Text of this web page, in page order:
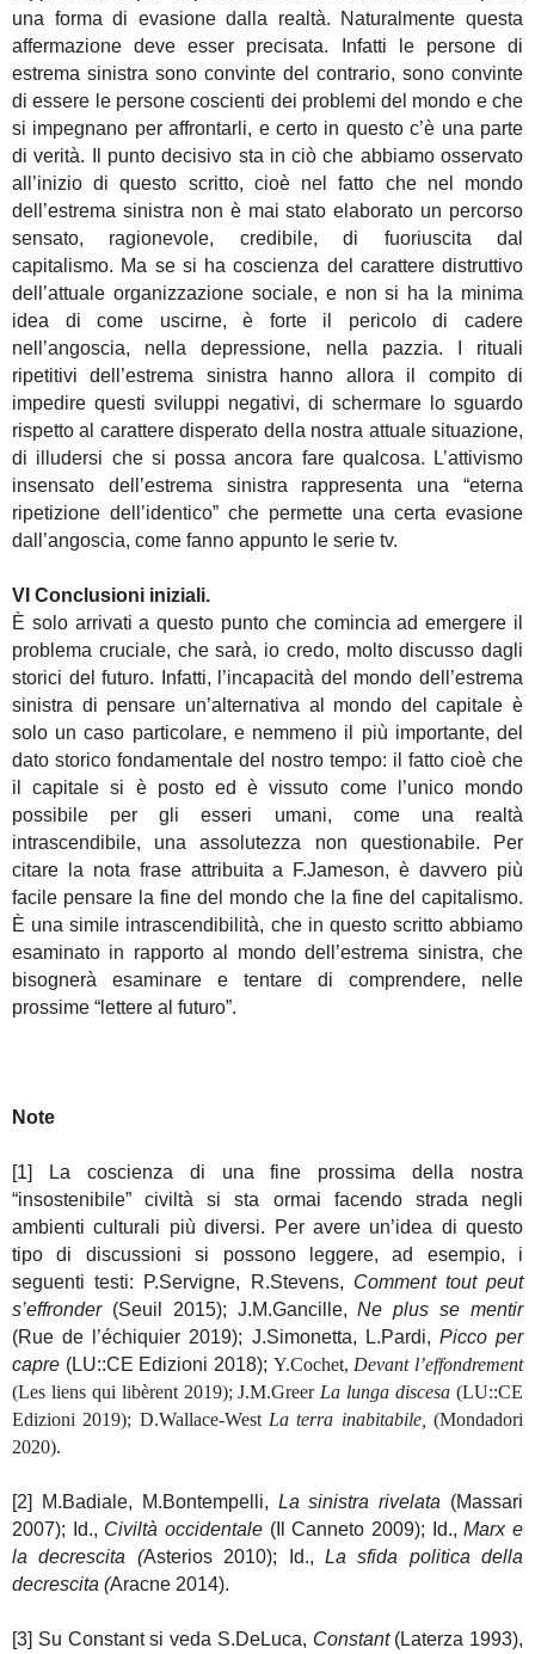
una forma di evasione dalla realtà. Naturalmente questa
affermazione deve esser precisata. Infatti le persone di
estrema sinistra sono convinte del contrario, sono convinte
di essere le persone coscienti dei problemi del mondo e che
si impegnano per affrontarli, e certo in questo c’è una parte
di verità. Il punto decisivo sta in ciò che abbiamo osservato
all’inizio di questo scritto, cioè nel fatto che nel mondo
dell’estrema sinistra non è mai stato elaborato un percorso
sensato, ragionevole, credibile, di fuoriuscita dal
capitalismo. Ma se si ha coscienza del carattere distruttivo
dell’attuale organizzazione sociale, e non si ha la minima
idea di come uscirne, è forte il pericolo di cadere
nell’angoscia, nella depressione, nella pazzia. I rituali
ripetitivi dell’estrema sinistra hanno allora il compito di
impedire questi sviluppi negativi, di schermare lo sguardo
rispetto al carattere disperato della nostra attuale situazione,
di illudersi che si possa ancora fare qualcosa. L’attivismo
insensato dell’estrema sinistra rappresenta una “eterna
ripetizione dell’identico” che permette una certa evasione
dall’angoscia, come fanno appunto le serie tv.
VI Conclusioni iniziali.
È solo arrivati a questo punto che comincia ad emergere il
problema cruciale, che sarà, io credo, molto discusso dagli
storici del futuro. Infatti, l’incapacità del mondo dell’estrema
sinistra di pensare un’alternativa al mondo del capitale è
solo un caso particolare, e nemmeno il più importante, del
dato storico fondamentale del nostro tempo: il fatto cioè che
il capitale si è posto ed è vissuto come l’unico mondo
possibile per gli esseri umani, come una realtà
intrascendibile, una assolutezza non questionabile. Per
citare la nota frase attribuita a F.Jameson, è davvero più
facile pensare la fine del mondo che la fine del capitalismo.
È una simile intrascendibilità, che in questo scritto abbiamo
esaminato in rapporto al mondo dell’estrema sinistra, che
bisognerà esaminare e tentare di comprendere, nelle
prossime “lettere al futuro”.
Note
[1] La coscienza di una fine prossima della nostra
“insostenibile” civiltà si sta ormai facendo strada negli
ambienti culturali più diversi. Per avere un’idea di questo
tipo di discussioni si possono leggere, ad esempio, i
seguenti testi: P.Servigne, R.Stevens, Comment toutpeut
s’effronder (Seuil 2015); J.M.Gancille,Ne plus se mentir
(Rue de l’échiquier 2019); J.Simonetta, L.Pardi, Picco per
capre (LU::CE Edizioni 2018); Y.Cochet, Devant l’effondrement
(Les liens qui libèrent 2019);J.M.Greer La lunga discesa(LU::CE
Edizioni 2019); D.Wallace-West La terra inabitabile,(Mondadori
2020).
[2] M.Badiale, M.Bontempelli, La sinistra rivelata (Massari
2007); Id., Civiltà occidentale (Il Canneto 2009); Id.,Marx e
la decrescita (Asterios 2010); Id., La sfida politica della
decrescita (Aracne 2014).
[3] Su Constant si veda S.DeLuca, Constant (Laterza 1993),